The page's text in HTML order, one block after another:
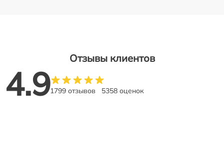
Отзывы клиентов
4.91799 отзывов 5358 оценок